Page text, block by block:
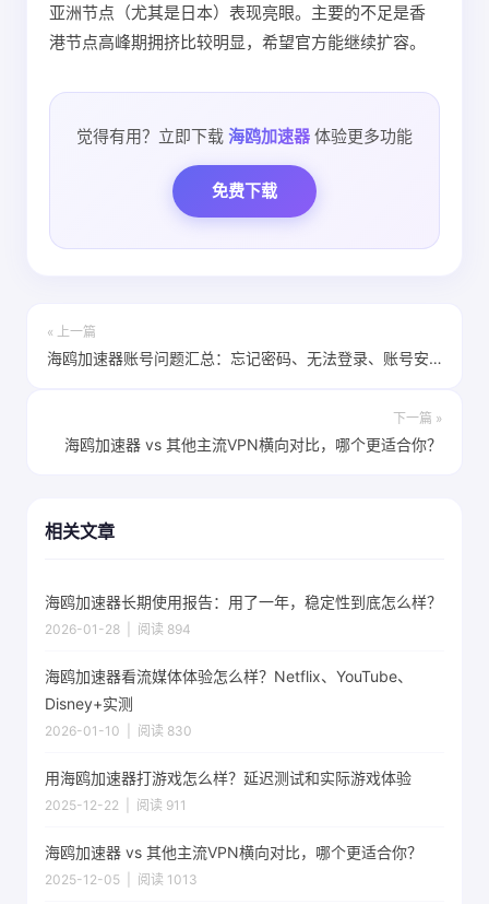
亚洲节点（尤其是日本）表现亮眼。主要的不足是香
港节点高峰期拥挤比较明显，希望官方能继续扩容。
觉得有用？立即下载 海鸥加速器 体验更多功能
免费下载
« 上一篇
海鸥加速器账号问题汇总：忘记密码、无法登录、账号安全怎么处理
下一篇 »
海鸥加速器 vs 其他主流VPN横向对比，哪个更适合你？
相关文章
海鸥加速器长期使用报告：用了一年，稳定性到底怎么样？
2026-01-28 | 阅读 894
海鸥加速器看流媒体体验怎么样？Netflix、YouTube、
Disney+实测
2026-01-10 | 阅读 830
用海鸥加速器打游戏怎么样？延迟测试和实际游戏体验
2025-12-22 | 阅读 911
海鸥加速器 vs 其他主流VPN横向对比，哪个更适合你？
2025-12-05 | 阅读 1013